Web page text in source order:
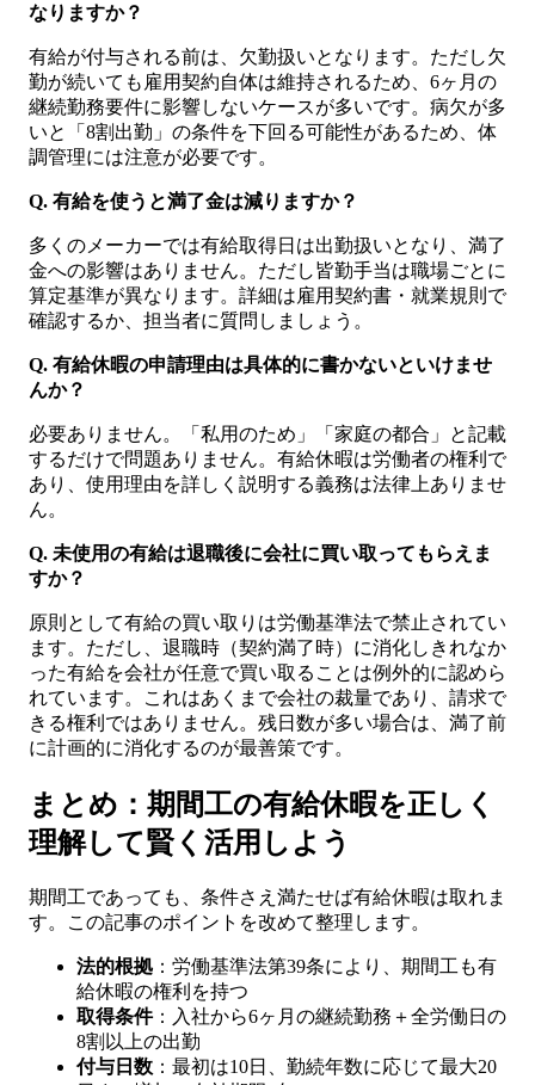
なりますか？
有給が付与される前は、欠勤扱いとなります。ただし欠
勤が続いても雇用契約自体は維持されるため、6ヶ月の
継続勤務要件に影響しないケースが多いです。病欠が多
いと「8割出勤」の条件を下回る可能性があるため、体
調管理には注意が必要です。
Q. 有給を使うと満了金は減りますか？
多くのメーカーでは有給取得日は出勤扱いとなり、満了
金への影響はありません。ただし皆勤手当は職場ごとに
算定基準が異なります。詳細は雇用契約書・就業規則で
確認するか、担当者に質問しましょう。
Q. 有給休暇の申請理由は具体的に書かないといけませ
んか？
必要ありません。「私用のため」「家庭の都合」と記載
するだけで問題ありません。有給休暇は労働者の権利で
あり、使用理由を詳しく説明する義務は法律上ありませ
ん。
Q. 未使用の有給は退職後に会社に買い取ってもらえま
すか？
原則として有給の買い取りは労働基準法で禁止されてい
ます。ただし、退職時（契約満了時）に消化しきれなか
った有給を会社が任意で買い取ることは例外的に認めら
れています。これはあくまで会社の裁量であり、請求で
きる権利ではありません。残日数が多い場合は、満了前
に計画的に消化するのが最善策です。
まとめ：期間工の有給休暇を正しく
理解して賢く活用しよう
期間工であっても、条件さえ満たせば有給休暇は取れま
す。この記事のポイントを改めて整理します。
法的根拠 ：労働基準法第39条により、期間工も有
給休暇の権利を持つ
取得条件：入社から6ヶ月の継続勤務＋全労働日の
8割以上の出勤
付与日数 ：最初は10日、勤続年数に応じて最大20